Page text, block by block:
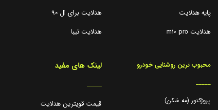
پایه هدلایت
هدلایت m10 pro
هدلایت برای ال 90
هدلایت تیبا
محبوب ترین روشنایی خودرو
_____
پروژکتور (مه شکن)
لینک های مفید
_____
قیمت قویترین هدلایت